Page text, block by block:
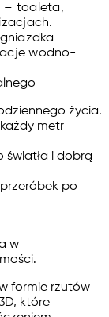
– toaleta,
wodno-
życia.
metr
światła i dobrą
po
formie rzutów
które